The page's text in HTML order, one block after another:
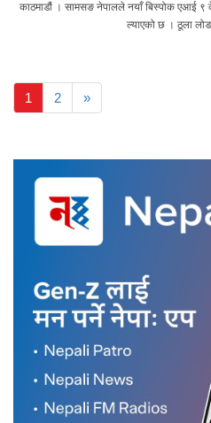
काठमाडौं । सामसङ नेपालले नयाँ बिस्पोक एआई ९
ल्याएको छ । ठूला
1 2 »